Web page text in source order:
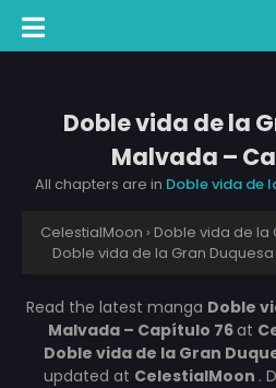
Doble vida de la
Malvada –
All chapters are in Doble vida de
CelestialMoon › Doble vida de la
Doble vida de la Gran
Read the latest manga Doble
Malvada – Capítulo 76at
Doble vida de la Gran
updated at CelestialMoon .